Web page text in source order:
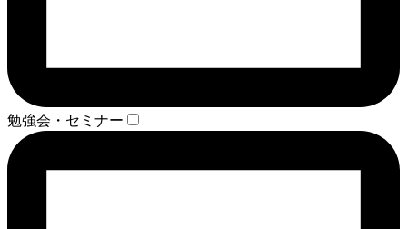
勉強会・セミナー